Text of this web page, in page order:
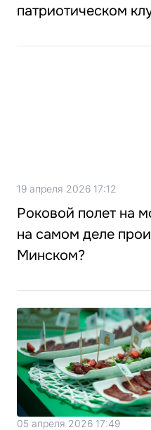
патриотическом
19 апреля 2026 17:12
Роковой полет на
на самом деле
Минском?
05 апреля 2026 17:49